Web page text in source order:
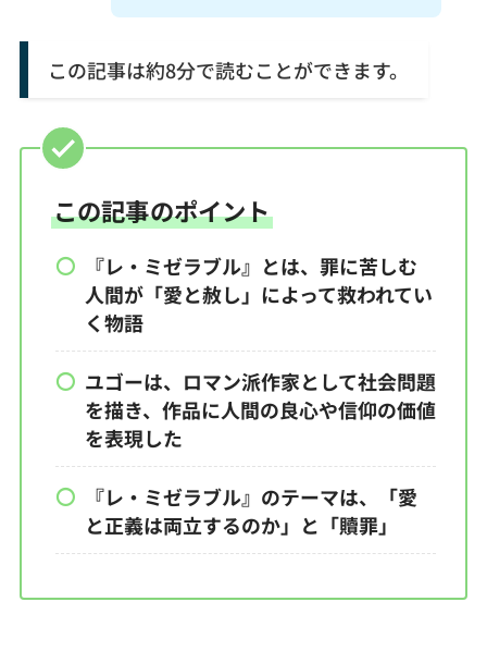
この記事は約8分で読むことができます。
この記事のポイント
『レ・ミゼラブル』とは、罪に苦しむ
人間が「愛と赦し」によって救われてい
く物語
ユゴーは、ロマン派作家として社会問題
を描き、作品に人間の良心や信仰の価値
を表現した
『レ・ミゼラブル』のテーマは、「愛
と正義は両立するのか」と「贖罪」